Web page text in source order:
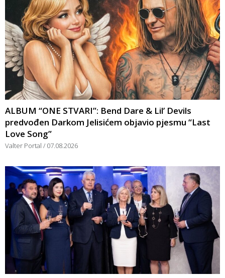
ALBUM “ONE STVARI”: Bend Dare & Lil’ Devils
predvođen Darkom Jelisićem objavio pjesmu “Last
Love Song”
Valter Portal 07.08.2026